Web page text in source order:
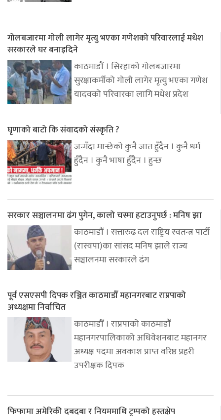
गोलबजारमा गोली लागेर मृत्यु भएका गणेशको परिवारलाई मधेश
सरकारले घर बनाइदिने
काठमाडौं । सिरहाको गोलबजारमा
सुरक्षाकर्मीको गोली लागेर मृत्यु भएका गणेश
यादवको परिवारका लागि मधेश प्रदेश
घृणाको बाटो कि संवादको संस्कृति ?
जन्मँदा मान्छेको कुनै जात हुँदैन । कुनै धर्म
हुँदैन । कुनै भाषा हुँदैन । हुन्छ
सरकार सञ्चालनमा ढंग पुगेन, कालो चस्मा हटाउनुपर्छ : मनिष झा
काठमाडौं । सत्तारुढ दल राष्ट्रिय स्वतन्त्र पार्टी
(रास्वपा)का सांसद मनिष झाले राज्य
सञ्चालनमा सरकारले ढंग
पूर्व एसएसपी दिपक रञ्जित काठमाडौँ महानगरबाट राप्रपाको
अध्यक्षमा निर्वाचित
काठमाडौँ । राप्रपाको काठमाडौंँ
महानगरपालिकाको अधिवेशनबाट महानगर
अध्यक्ष पदमा अवकाश प्राप्त वरिष्ठ प्रहरी
उपरीक्षक दिपक
फिफामा अमेरिकी दबदबा र नियममाथि ट्रम्पको हस्तक्षेप